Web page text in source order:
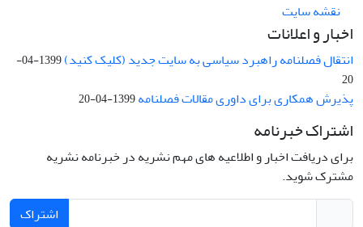
نقشه سایت
اخبار و اعلانات
انتقال فصلنامه راهبرد سیاسی به سایت جدید (کلیک کنید)
1399-04-
20
پذیرش همکاری برای داوری مقالات فصلنامه1399-04-20
اشتراک خبرنامه
برای دریافت اخبار و اطلاعیه های مهم نشریه در خبرنامه نشریه
مشترک شوید.
اشتراک